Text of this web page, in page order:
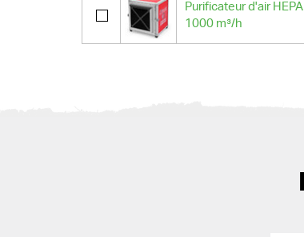
Purificateur d'air HEPA
1000 m³/h